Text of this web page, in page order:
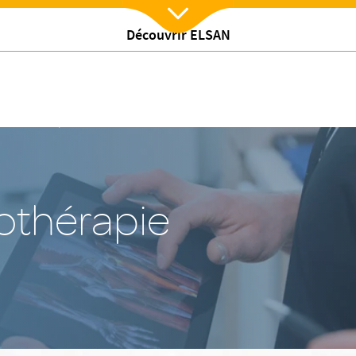
Découvrir ELSAN
Nx:Afficher menu
radiothérapie